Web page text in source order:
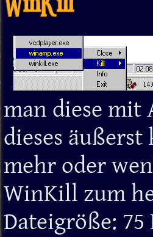
man diese mit
dieses
mehr oder
WinKill zum
Dateigröße: 75